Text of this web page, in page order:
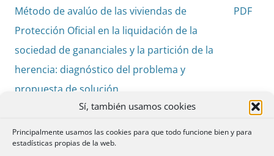
Sí, también usamos cookies
Principalmente usamos las cookies para que todo funcione bien y para
estadísticas propias de la web.
Método de avalúo de las viviendas de
Protección Oficial en la liquidación de la
sociedad de gananciales y la partición de la
herencia: diagnóstico del problema y
propuesta de solución
PDF
121-